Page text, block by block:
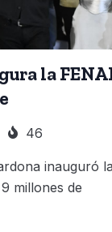
la
46
inauguró
millones de